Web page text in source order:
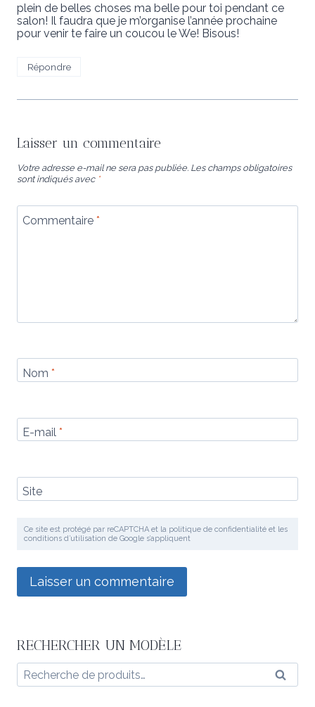
plein de belles choses ma belle pour toi pendant ce
salon! Il faudra que je m’organise l’année prochaine
pour venir te faire un coucou le We! Bisous!
Répondre
Laisser un commentaire
Votre adresse e-mail ne sera pas publiée. Les champs obligatoires
sont indiqués avec *
Commentaire *
Nom *
E-mail *
Site
Ce site est protégé par reCAPTCHA et la politique de confidentialité et les
conditions d’utilisation de Google s’appliquent
RECHERCHER UN MODÈLE
Recherche
pour :